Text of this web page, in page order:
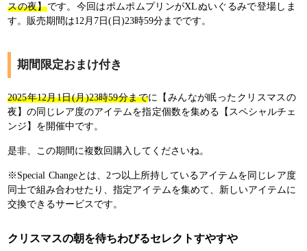
スの夜】です。今回はポムポムプリンがXLぬいぐるみで登場しま
す。販売期間は12月7日(日)23時59分までです。
期間限定おまけ付き
2025年12月1日(月)23時59分までに【みんなが眠ったクリスマスの
夜】の同じレア度のアイテムを指定個数を集める【スペシャルチェ
ンジ】を開催中です。
是非、この期間に複数回購入してくださいね。
※Special Changeとは、2つ以上所持しているアイテムを同じレア度
同士で組み合わせたり、指定アイテムを集めて、新しいアイテムに
交換できるサービスです。
クリスマスの朝を待ちわびるセレクトすやすや